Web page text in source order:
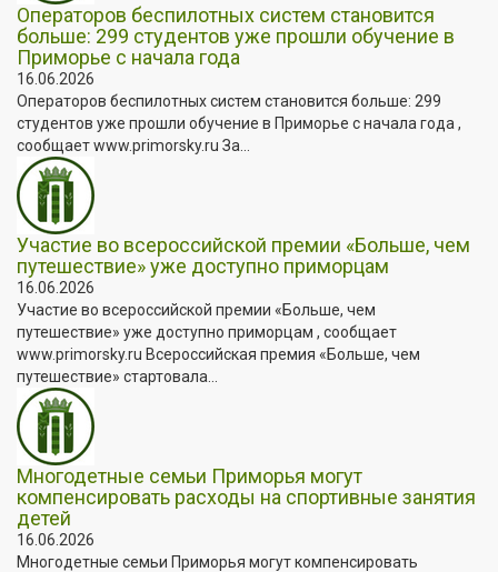
Операторов беспилотных систем становится
больше: 299 студентов уже прошли обучение в
Приморье с начала года
16.06.2026
Операторов беспилотных систем становится больше: 299
студентов уже прошли обучение в Приморье с начала года ,
сообщает www.primorsky.ru За...
Участие во всероссийской премии «Больше, чем
путешествие» уже доступно приморцам
16.06.2026
Участие во всероссийской премии «Больше, чем
путешествие» уже доступно приморцам , сообщает
www.primorsky.ru Всероссийская премия «Больше, чем
путешествие» стартовала...
Многодетные семьи Приморья могут
компенсировать расходы на спортивные занятия
детей
16.06.2026
Многодетные семьи Приморья могут компенсировать